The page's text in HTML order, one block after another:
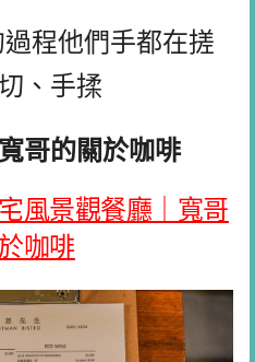
程他們手都在搓
、手揉
寬哥的關於咖啡
風景觀餐廳｜寬哥
咖啡